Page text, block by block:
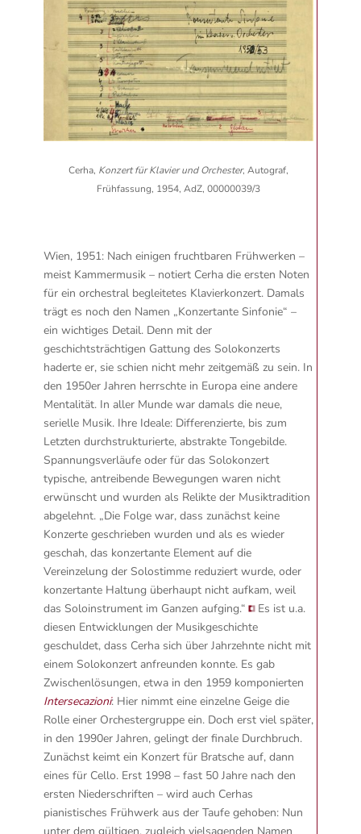
Cerha, Konzert für Klavier und Orchester, Autograf,
Frühfassung, 1954, AdZ, 00000039/3
Wien, 1951: Nach einigen fruchtbaren Frühwerken –
meist Kammermusik – notiert Cerha die ersten Noten
für ein orchestral begleitetes Klavierkonzert. Damals
trägt es noch den Namen „Konzertante Sinfonie“ –
ein wichtiges Detail. Denn mit der
geschichtsträchtigen Gattung des Solokonzerts
haderte er, sie schien nicht mehr zeitgemäß zu sein. In
den 1950er Jahren herrschte in Europa eine andere
Mentalität. In aller Munde war damals die neue,
serielle Musik. Ihre Ideale: Differenzierte, bis zum
Letzten durchstrukturierte, abstrakte Tongebilde.
Spannungsverläufe oder für das Solokonzert
typische, antreibende Bewegungen waren nicht
erwünscht und wurden als Relikte der Musiktradition
abgelehnt. „Die Folge war, dass zunächst keine
Konzerte geschrieben wurden und als es wieder
geschah, das konzertante Element auf die
Vereinzelung der Solostimme reduziert wurde, oder
konzertante Haltung überhaupt nicht aufkam, weil
das Soloinstrument im Ganzen aufging.“
Es ist u.a.
diesen Entwicklungen der Musikgeschichte
geschuldet, dass Cerha sich über Jahrzehnte nicht mit
einem Solokonzert anfreunden konnte. Es gab
Zwischenlösungen, etwa in den 1959 komponierten
Intersecazioni: Hier nimmt eine einzelne Geige die
Rolle einer Orchestergruppe ein. Doch erst viel später,
in den 1990er Jahren, gelingt der finale Durchbruch.
Zunächst keimt ein Konzert für Bratsche auf, dann
eines für Cello. Erst 1998 – fast 50 Jahre nach den
ersten Niederschriften – wird auch Cerhas
pianistisches Frühwerk aus der Taufe gehoben: Nun